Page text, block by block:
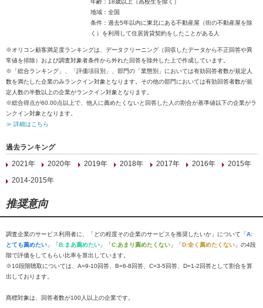
年齢：18歳以上（高校生を除く）
地域：全国
条件：過去5年以内に東北にある不動産屋（街の不動産屋を除
く）を利用して住居賃貸契約をしたことがある人
※オリコン顧客満足度ランキングは、データクリーニング（回収したデータから不正回答や異
常値を排除）および調査対象者条件から外れた回答を除外した上で作成しています。
※「総合ランキング」、「評価項目別」、部門の「業態別」においては有効回答者数が規定人
数を満たした企業のみランクイン対象となります。その他の部門においては有効回答者数が規
定人数の半数以上の企業がランクイン対象となります。
※総合得点が60.00点以上で、他人に薦めたくないと回答した人の割合が基準値以下の企業がラ
ンクイン対象となります。
≫ 詳細はこちら
過去ランキング
2021年
2020年 2019年 2018年 2017年 2016年
2015年
2014-2015年
推奨意向
調査企業のサービス利用者に、「どの程度その企業のサービスを推奨したいか」について「A:
とても薦めたい 」「B:まあ薦めたい 」「C:あまり薦めたくない 」「D:全く薦めたくない 」の4段
階で評価をしてもらい比率を算出しています。
※10段階聴取については、A=9-10回答、B=6-8回答、C=3-5回答、D=1-2回答として割合を算
出しております。
商標対象は、回答者数が100人以上の企業です。